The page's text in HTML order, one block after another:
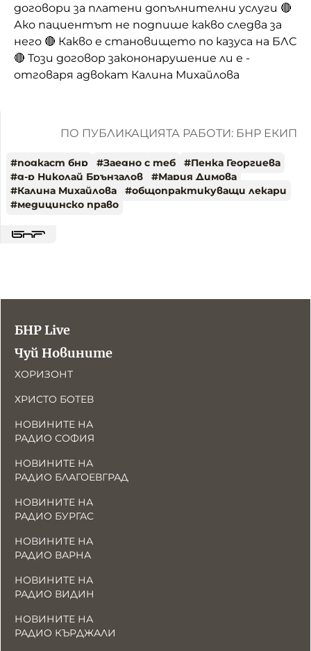
договори за платени допълнителни услуги 🔴
Ако пациентът не подпише какво следва за
него 🔴 Какво е становището по казуса на БЛС
🔴 Този договор закононарушение ли е -
отговаря адвокат Калина Михайлова
ПО ПУБЛИКАЦИЯТА РАБОТИ: БНР ЕКИП
#подкаст бнр #Заедно с теб #Пенка Георгиева
#д-р Николай Брънзалов #Мария Димова
#Калина Михайлова #общопрактикуващи лекари
#медицинско право
БНР Live
Чуй Новините
ХОРИЗОНТ
ХРИСТО БОТЕВ
НОВИНИТЕ НА
РАДИО СОФИЯ
НОВИНИТЕ НА
РАДИО БЛАГОЕВГРАД
НОВИНИТЕ НА
РАДИО БУРГАС
НОВИНИТЕ НА
РАДИО ВАРНА
НОВИНИТЕ НА
РАДИО ВИДИН
НОВИНИТЕ НА
РАДИО КЪРДЖАЛИ